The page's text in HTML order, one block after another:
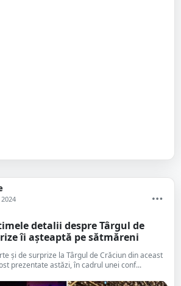
detalii despre Târgul de
îi așteaptă pe sătmăreni
și de surprize la Târgul de Crăciun din aceast
prezentate astăzi, în cadrul unei conf...